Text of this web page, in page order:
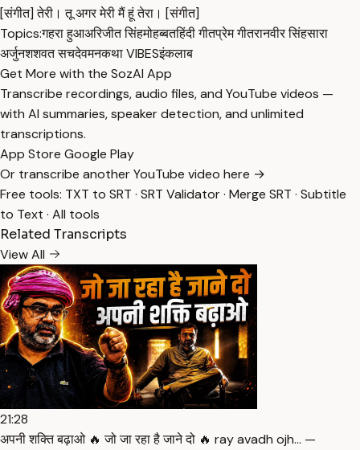
[संगीत] तेरी। तू अगर मेरी मैं हूं तेरा। [संगीत]
Topics:गहरा हुआअरिजीत सिंहमोहब्बतहिंदी गीतप्रेम गीतरानवीर सिंहसारा
अर्जुनशशवत सचदेवमनकथा VIBESइंकलाब
Get More with the SozAI App
Transcribe recordings, audio files, and YouTube videos —
with AI summaries, speaker detection, and unlimited
transcriptions.
App Store Google Play
Or transcribe another YouTube video here →
Free tools: TXT to SRT · SRT Validator· Merge SRT · Subtitle
to Text · All tools
Related Transcripts
View All
21:28
अपनी शक्ति बढ़ाओ 🔥 जो जा रहा है जाने दो 🔥 ray avadh ojh… —